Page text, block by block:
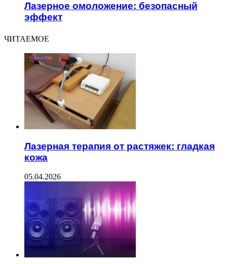
Лазерное омоложение: безопасный
эффект
ЧИТАЕМОЕ
Лазерная терапия от растяжек: гладкая
кожа
05.04.2026